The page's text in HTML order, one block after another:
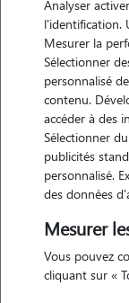
Motivation
je m'appelle zoé,
plus jeune âge j'ai
j'aimerai en faire
proposer mes
promener les
toilettage à
Expérience
Analyser
l'identification.
Mesurer la
Sélectionner
personnalisé
contenu.
accéder à des
Sélectionner
publicités
personnalisé.
des données
Mesurer
Vous pouvez
cliquant sur «